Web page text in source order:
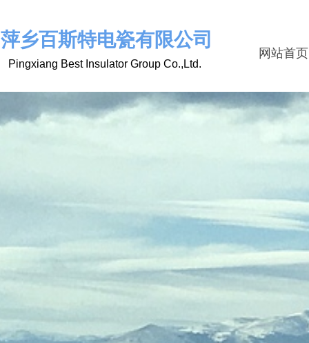
网站首页
萍乡百斯特电瓷有限公司
Pingxiang Best Insulator Group Co.,Ltd.